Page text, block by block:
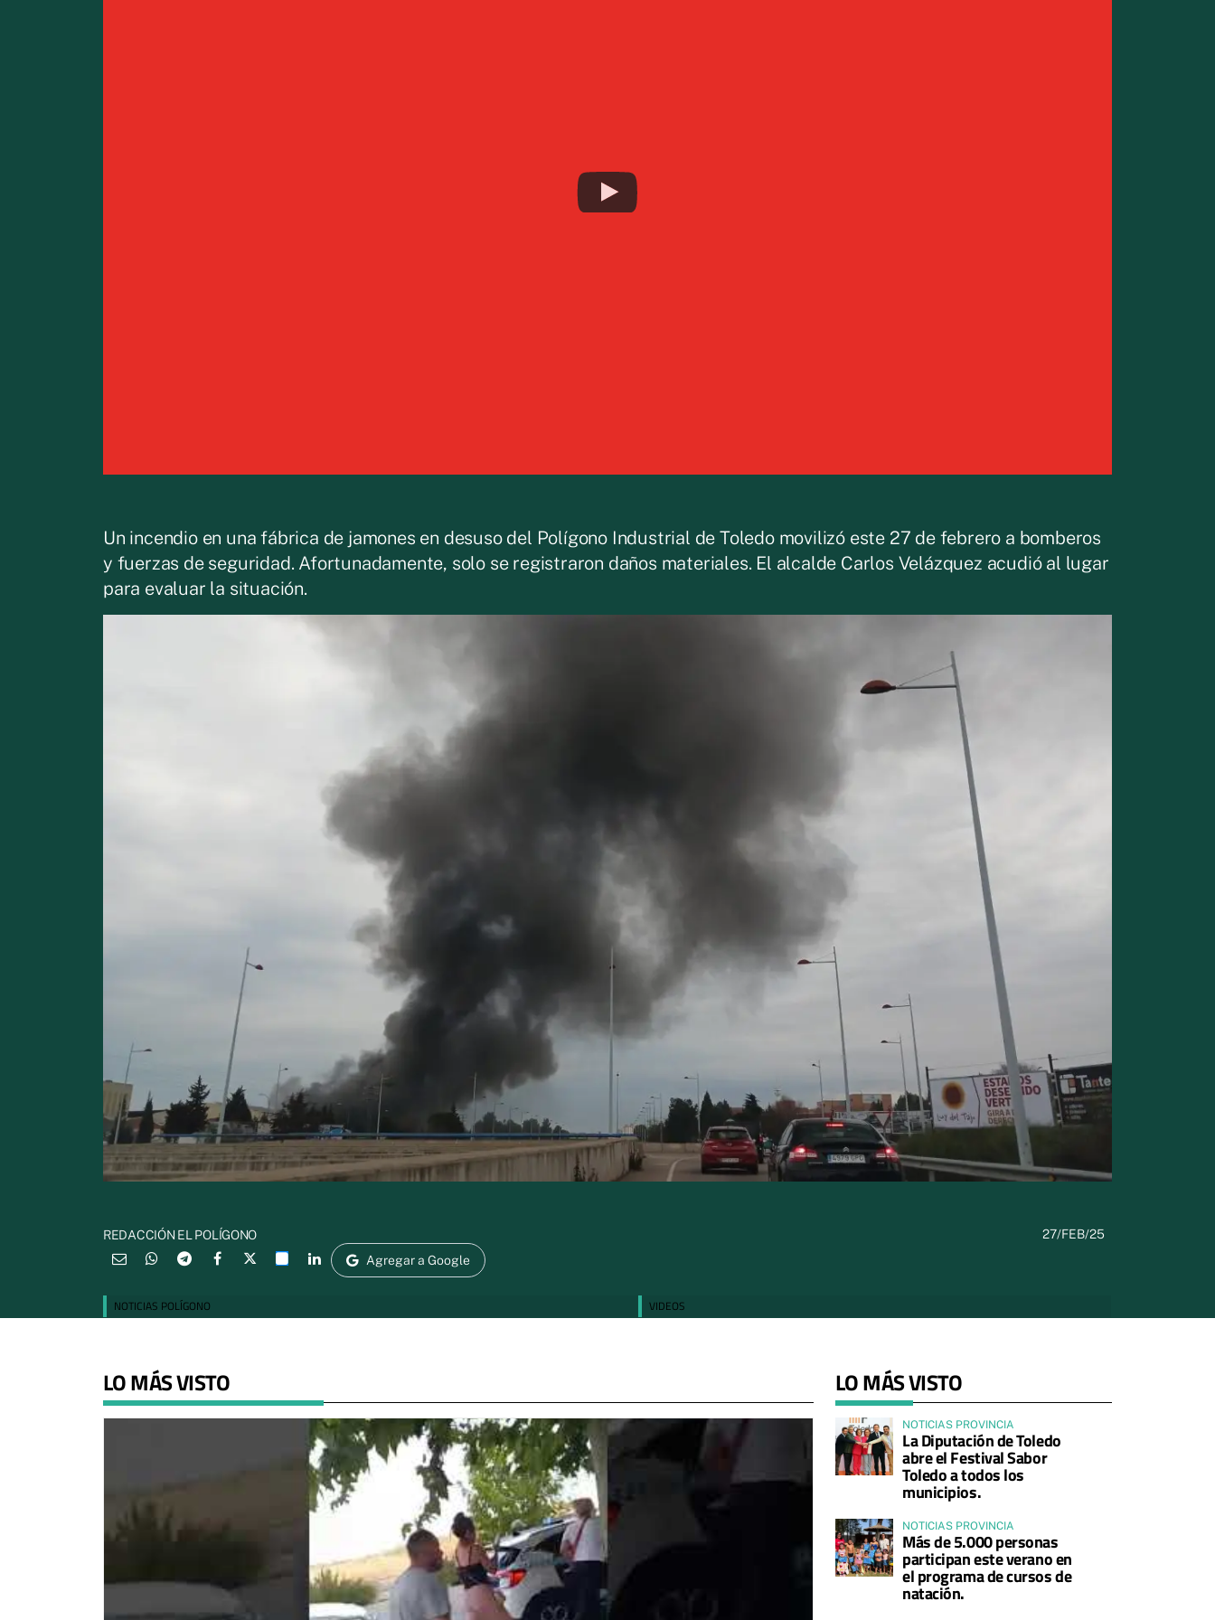
Un incendio en una fábrica de jamones en desuso del Polígono Industrial de Toledo movilizó este 27 de febrero a bomberos
y fuerzas de seguridad. Afortunadamente, solo se registraron daños materiales. El alcalde Carlos Velázquez acudió al lugar
para evaluar la situación.
REDACCIÓN EL POLÍGONO
27/FEB/25
Agregar a Google
NOTICIAS POLÍGONO VIDEOS
LO MÁS VISTO LO MÁS VISTO
NOTICIAS PROVINCIA
La Diputación de Toledo
abre el Festival Sabor
Toledo a todos los
municipios.
NOTICIAS PROVINCIA
Más de 5.000 personas
participan este verano en
el programa de cursos de
natación.